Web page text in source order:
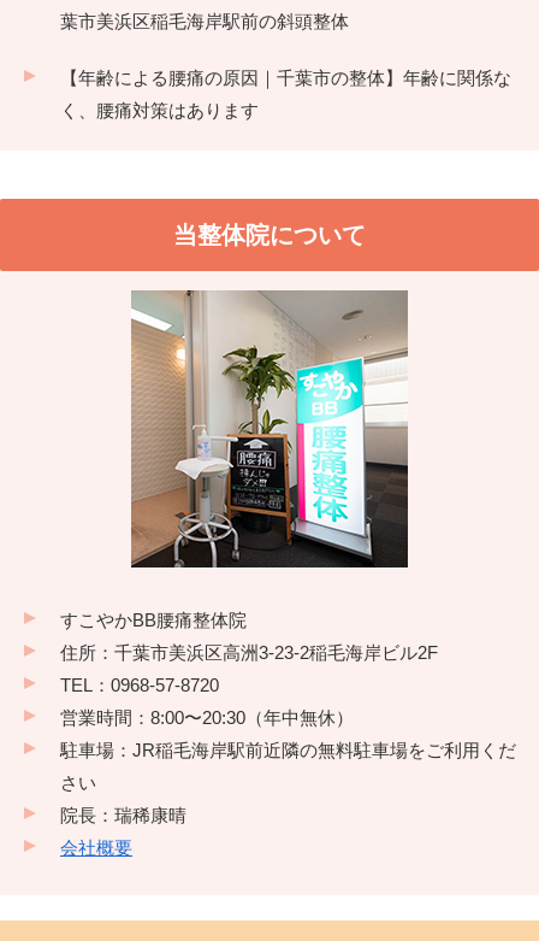
葉市美浜区稲毛海岸駅前の斜頭整体
【年齢による腰痛の原因｜千葉市の整体】年齢に関係な
く、腰痛対策はあります
当整体院について
すこやかBB腰痛整体院
住所：千葉市美浜区高洲3-23-2稲毛海岸ビル2F
TEL：0968-57-8720
営業時間：8:00〜20:30（年中無休）
駐車場：JR稲毛海岸駅前近隣の無料駐車場をご利用くだ
さい
院長：瑞稀康晴
会社概要